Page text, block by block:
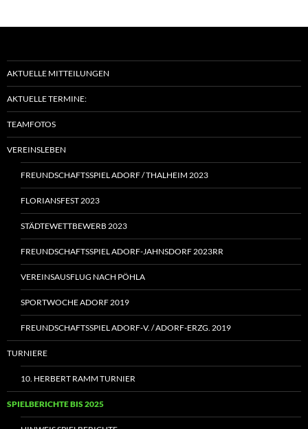
AKTUELLE MITTEILUNGEN
AKTUELLE TERMINE:
TEAMFOTOS
VEREINSLEBEN
FREUNDSCHAFTSSPIEL ADORF / THALHEIM 2023
FLORIANSFEST 2023
STÄDTEWETTBEWERB 2023
FREUNDSCHAFTSSPIEL ADORF-JAHNSDORF 2023RR
VEREINSAUSFLUG NACH PÖHLA
SPORTWOCHE ADORF 2019
FREUNDSCHAFTSSPIEL ADORF‑V. / ADORF-ERZG. 2019
TURNIERE
10. HERBERT RAMM TURNIER
SPIELBERICHTE BIS 2025